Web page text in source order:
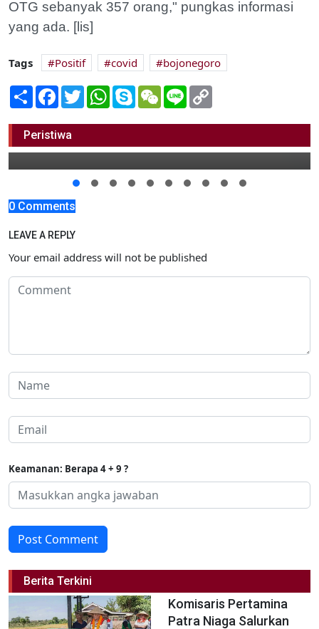
OTG sebanyak 357 orang," pungkas informasi
yang ada. [lis]
Tags Positif covid
bojonegoro
Share Facebook
TwitterWhatsApp
SkypeWeChatLine
Peristiwa
Kekurangan Air, Padi di Balen Terancam
Gagal Panen
22 Juni 2020 20:00
0 Comments
LEAVE A REPLY
Your email address will not be published
Keamanan: Berapa 4 + 9 ?
Post Comment
Berita Terkini
Komisaris Pertamina
Patra Niaga Salurkan